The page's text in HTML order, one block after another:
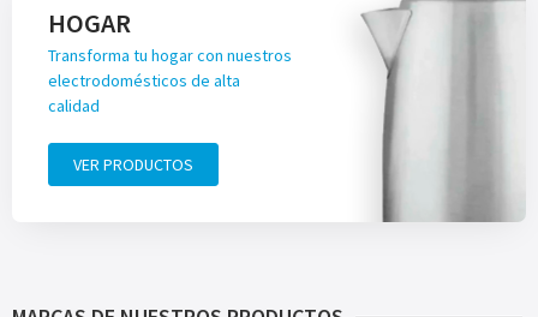
HOGAR
Transforma tu hogar con nuestros
electrodomésticos de alta
calidad
VER PRODUCTOS